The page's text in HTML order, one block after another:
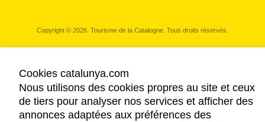
Copyright © 2026. Tourisme de la Catalogne. Tous droits réservés.
Cookies catalunya.com
Nous utilisons des cookies propres au site et ceux
de tiers pour analyser nos services et afficher des
annonces adaptées aux préférences des